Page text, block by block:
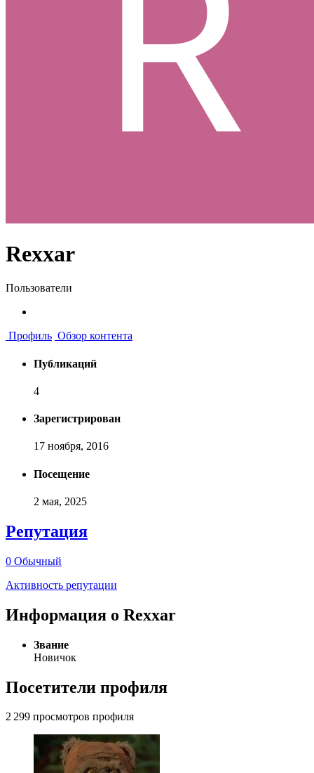
Rexxar
Пользователи
Профиль Обзор контента
Публикаций
4
Зарегистрирован
17 ноября, 2016
Посещение
2 мая, 2025
Репутация
0 Обычный
Активность репутации
Информация о Rexxar
Звание
Новичок
Посетители профиля
2 299 просмотров профиля